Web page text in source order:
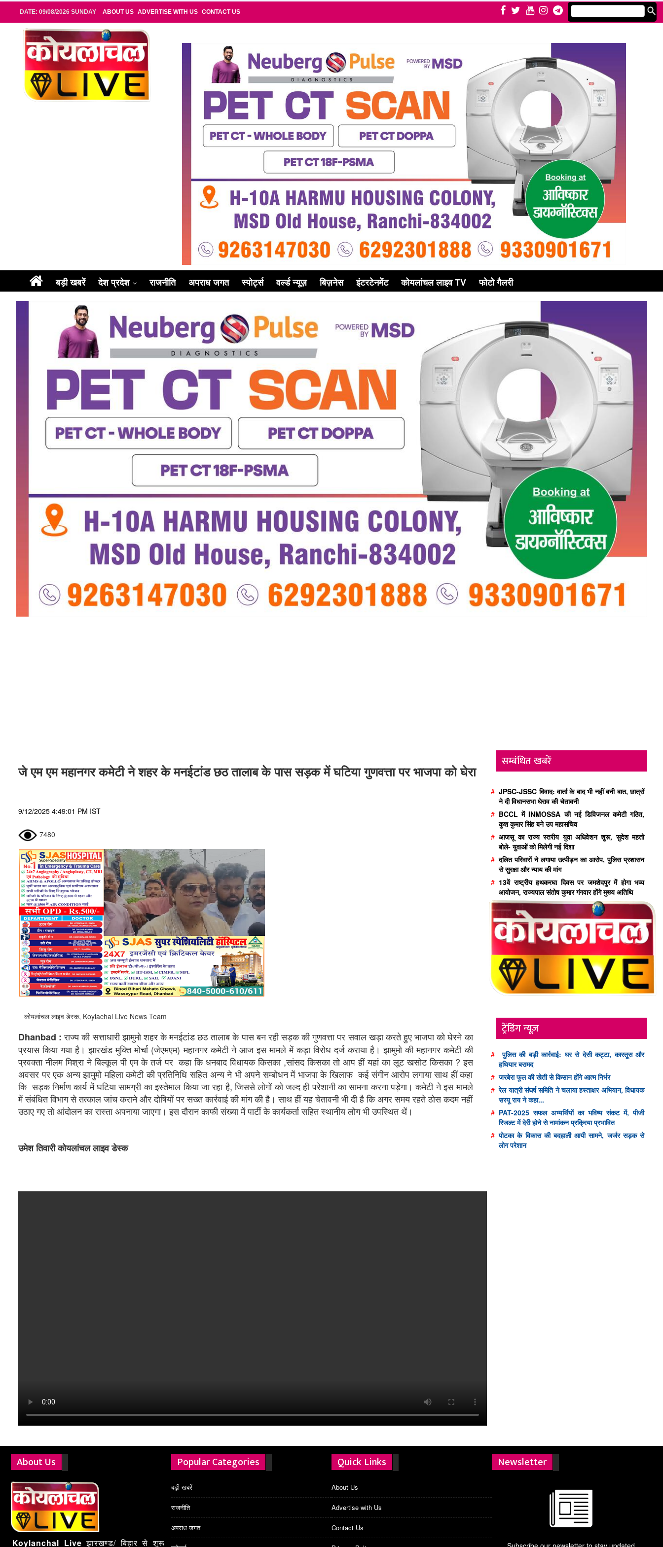
DATE: 09/08/2026 SUNDAY ABOUT US ADVERTISE WITH US CONTACT US
बड़ी खबरें देश प्रदेश राजनीति अपराध जगत स्पोर्ट्स वर्ल्ड न्यूज़ बिज़नेस इंटरटेनमेंट कोयलांचल लाइव TV फोटो गैलरी
जे एम एम महानगर कमेटी ने शहर के मनईटांड छठ तालाब के पास सड़क में घटिया गुणवत्ता पर भाजपा को घेरा
9/12/2025 4:49:01 PM IST
7480
कोयलांचल लाइव डेस्क, Koylachal Live News Team
Dhanbad :राज्य की सत्ताधारी झामुमो शहर के मनईटांड छठ तालाब के पास बन रही सड़क की गुणवत्ता पर सवाल खड़ा करते हुए भाजपा को घेरने का
प्रयास किया गया है। झारखंड मुक्ति मोर्चा (जेएमएम) महानगर कमेटी ने आज इस मामले में कड़ा विरोध दर्ज कराया है। झामुमो की महानगर कमेटी की
प्रवक्ता नीलम मिश्रा ने बिल्कूल पी एम के तर्ज पर कहा कि धनबाद विधायक किसका ,सांसद किसका तो आप हीं यहां का लूट खसोट किसका ? इस
अवसर पर एक अन्य झामुमो महिला कमेटी की प्रतिनिधि सहित अन्य ने भी अपने सम्बोधन में भाजपा के खिलाफ कई संगीन आरोप लगाया साथ हीं कहा
कि सड़क निर्माण कार्य में घटिया सामग्री का इस्तेमाल किया जा रहा है, जिससे लोगों को जल्द ही परेशानी का सामना करना पड़ेगा। कमेटी ने इस मामले
में संबंधित विभाग से तत्काल जांच कराने और दोषियों पर सख्त कार्रवाई की मांग की है। साथ हीं यह चेतावनी भी दी है कि अगर समय रहते ठोस कदम नहीं
उठाए गए तो आंदोलन का रास्ता अपनाया जाएगा। इस दौरान काफी संख्या में पार्टी के कार्यकर्ता सहित स्थानीय लोग भी उपस्थित थें।
उमेश तिवारी कोयलांचल लाइव डेस्क
सम्बंधित खबरें
# JPSC-JSSC विवाद: वार्ता के बाद भी नहीं बनी बात, छात्रों
ने दी विधानसभा घेराव की चेतावनी
# BCCL में INMOSSA की नई डिविजनल कमेटी गठित,
कुश कुमार सिंह बने उप महासचिव
# आजसू का राज्य स्तरीय युवा अधिवेशन शुरू, सुदेश महतो
बोले- युवाओं को मिलेगी नई दिशा
# दलित परिवारों ने लगाया उत्पीड़न का आरोप, पुलिस प्रशासन
से सुरक्षा और न्याय की मांग
# 13वें राष्ट्रीय हथकरघा दिवस पर जमशेदपुर में होगा भव्य
आयोजन, राज्यपाल संतोष कुमार गंगवार होंगे मुख्य अतिथि
ट्रेंडिंग न्यूज़
#
पुलिस की बड़ी कार्रवाई: घर से देसी कट्टा, कारतूस और
हथियार बरामद
# जरबेरा फूल की खेती से किसान होंगे आत्म निर्भर
# रेल यात्री संघर्ष समिति ने चलाया हस्ताक्षर अभियान, विधायक
सरयू राय ने कहा...
# PAT-2025 सफल अभ्यर्थियों का भविष्य संकट में, पीजी
रिजल्ट में देरी होने से नामांकन प्रक्रिया प्रभावित
# पोटका के विकास की बदहाली आयी सामने, जर्जर सड़क से
लोग परेशान
About Us
Koylanchal Live झारखण्ड/ बिहार से शुरू
Popular Categories
बड़ी खबरें
राजनीति
अपराध जगत
Quick Links
About Us
Advertise with Us
Contact Us
Newsletter